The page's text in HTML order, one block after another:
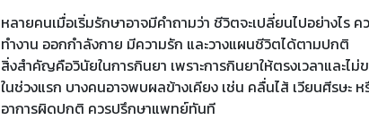
หลายคนเมื่อเริ่มรักษาอาจมีคำถามว่า ชีวิตจะเปลี่ยนไปอย่างไร
ทำงาน ออกกำลังกาย มีความรัก และวางแผนชีวิตได้ตามปกติ
สิ่งสำคัญคือวินัยในการกินยา เพราะการกินยาให้ตรงเวลาและไ
ในช่วงแรก บางคนอาจพบผลข้างเคียง เช่น คลื่นไส้ เวียนศีรษ
อาการผิดปกติ ควรปรึกษาแพทย์ทันที